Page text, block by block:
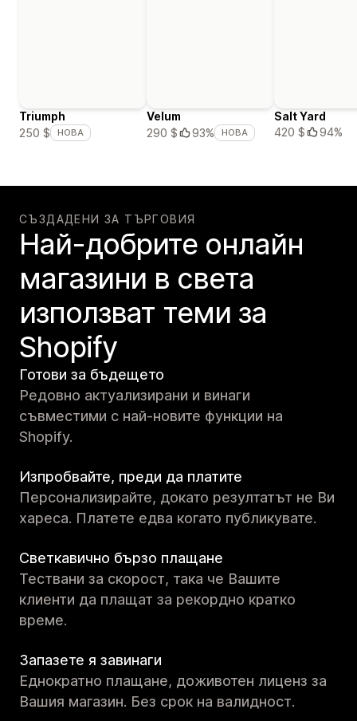
Triumph
250 $
НОВА
Velum
290 $
93% НОВА
Salt Yard
420 $
94%
СЪЗДАДЕНИ ЗА ТЪРГОВИЯ
Най-добрите онлайн
магазини в света
използват теми за
Shopify
Готови за бъдещето
Редовно актуализирани и винаги
съвместими с най-новите функции на
Shopify.
Изпробвайте, преди да платите
Персонализирайте, докато резултатът не Ви
хареса. Платете едва когато публикувате.
Светкавично бързо плащане
Тествани за скорост, така че Вашите
клиенти да плащат за рекордно кратко
време.
Запазете я завинаги
Еднократно плащане, доживотен лиценз за
Вашия магазин. Без срок на валидност.